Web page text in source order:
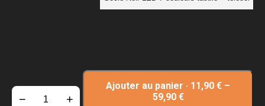
− +
Ajouter au panier · 11,90 € –
59,90 €